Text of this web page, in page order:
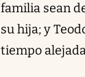
familia sean
su hija; y
tiempo